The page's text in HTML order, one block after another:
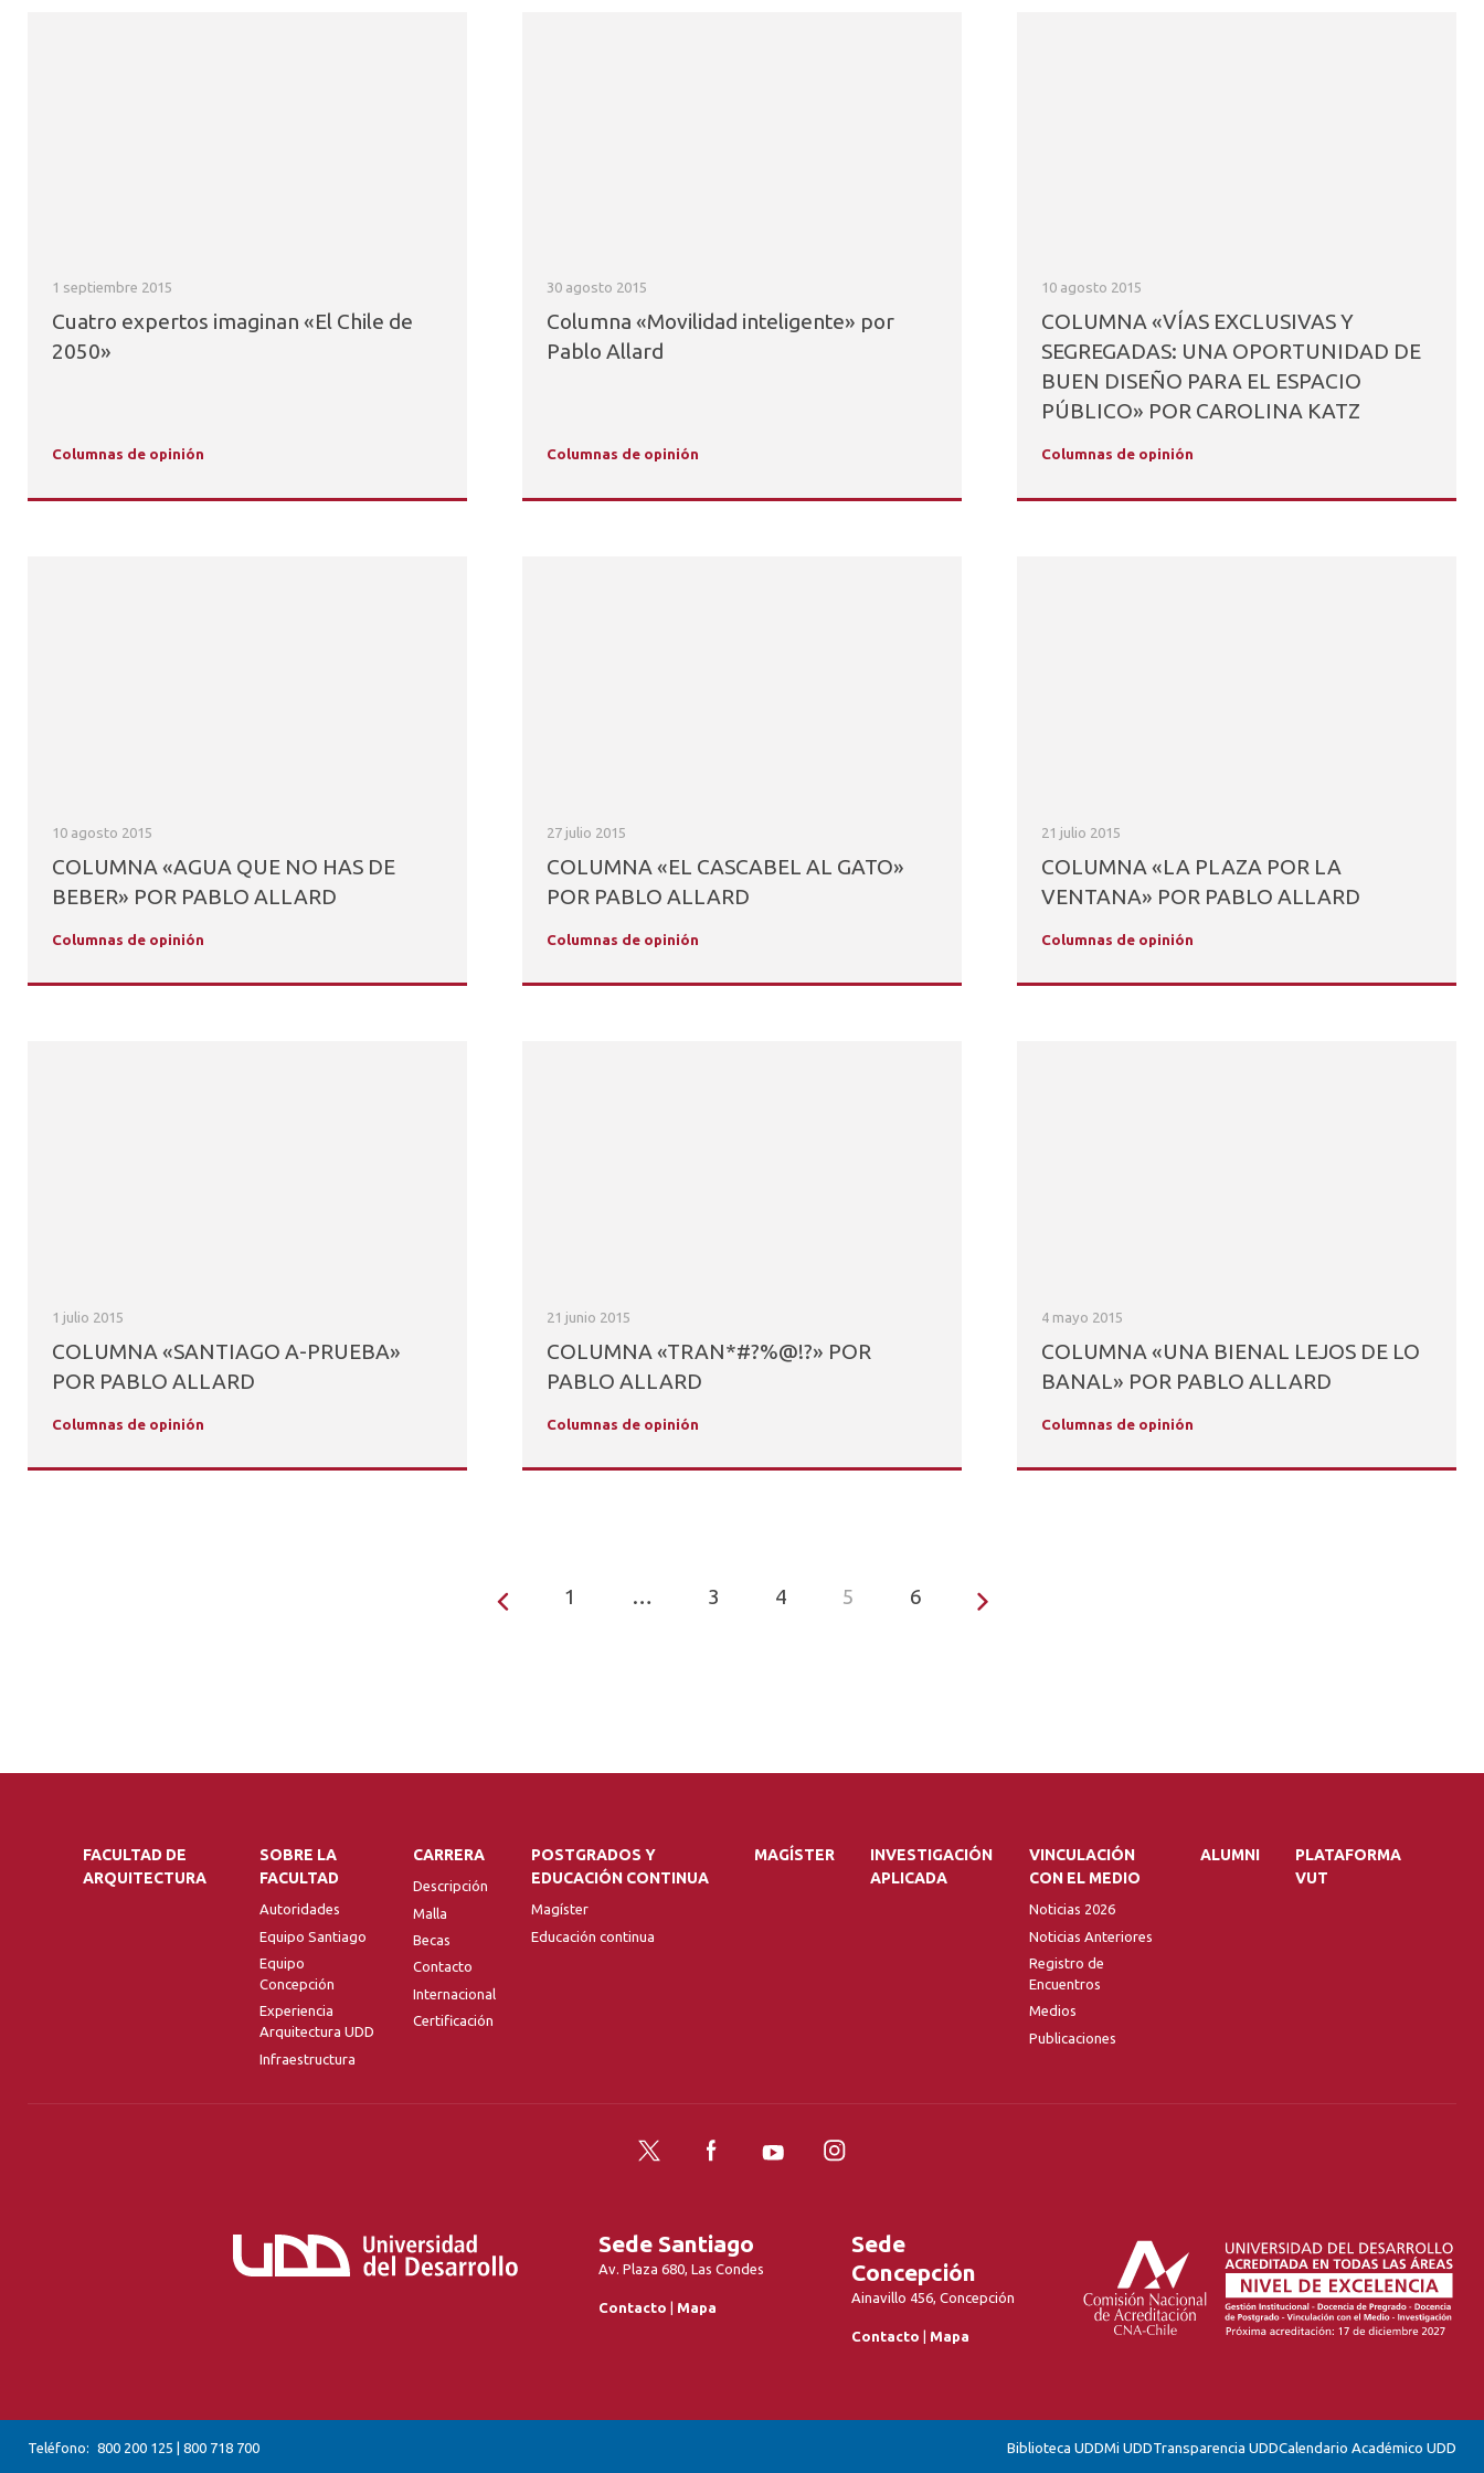
1 septiembre 2015
Cuatro expertos imaginan «El Chile de
2050»
Columnas de opinión
30 agosto 2015
Columna «Movilidad inteligente» por
Pablo Allard
Columnas de opinión
10 agosto 2015
COLUMNA «VÍAS EXCLUSIVAS Y
SEGREGADAS: UNA OPORTUNIDAD DE
BUEN DISEÑO PARA EL ESPACIO
PÚBLICO» POR CAROLINA KATZ
Columnas de opinión
10 agosto 2015
COLUMNA «AGUA QUE NO HAS DE
BEBER» POR PABLO ALLARD
Columnas de opinión
27 julio 2015
COLUMNA «EL CASCABEL AL GATO»
POR PABLO ALLARD
Columnas de opinión
21 julio 2015
COLUMNA «LA PLAZA POR LA
VENTANA» POR PABLO ALLARD
Columnas de opinión
1 julio 2015
COLUMNA «SANTIAGO A-PRUEBA»
POR PABLO ALLARD
Columnas de opinión
21 junio 2015
COLUMNA «TRAN*#?%@!?» POR
PABLO ALLARD
Columnas de opinión
4 mayo 2015
COLUMNA «UNA BIENAL LEJOS DE LO
BANAL» POR PABLO ALLARD
Columnas de opinión
1 … 3 4 5 6
FACULTAD DE
ARQUITECTURA
SOBRE LA
FACULTAD
Autoridades
Equipo Santiago
Equipo
Concepción
Experiencia
Arquitectura UDD
Infraestructura
CARRERA
Descripción
Malla
Becas
Contacto
Internacional
Certificación
POSTGRADOS Y
EDUCACIÓN CONTINUA
Magíster
Educación continua
MAGÍSTER
INVESTIGACIÓN
APLICADA
VINCULACIÓN
CON EL MEDIO
Noticias 2026
Noticias Anteriores
Registro de
Encuentros
Medios
Publicaciones
ALUMNI
PLATAFORMA
VUT
Twitter FacebookYouTubeInstagram
Sede Santiago
Av. Plaza 680, Las Condes
Contacto | Mapa
Sede
Concepción
Ainavillo 456, Concepción
Contacto | Mapa
Teléfono: 800 200 125 | 800 718 700 Biblioteca UDDMi UDDTransparencia UDDCalendario Académico UDD